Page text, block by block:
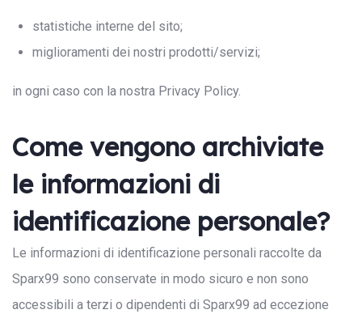
statistiche interne del sito;
miglioramenti dei nostri prodotti/servizi;
in ogni caso con la nostra Privacy Policy.
Come vengono archiviate
le informazioni di
identificazione personale?
Le informazioni di identificazione personali raccolte da
Sparx99 sono conservate in modo sicuro e non sono
accessibili a terzi o dipendenti di Sparx99 ad eccezione